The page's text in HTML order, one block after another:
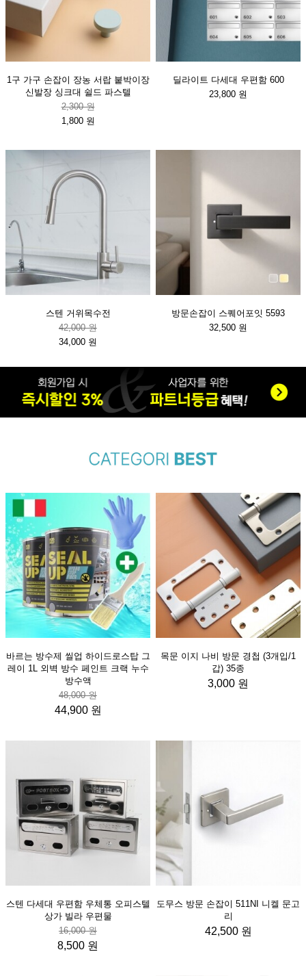
1구 가구 손잡이 장농 서랍 붙박이장
신발장 싱크대 쉴드 파스텔
2,300 원
1,800 원
딜라이트 다세대 우편함 600
23,800 원
스텐 거위목수전
42,000 원
34,000 원
방문손잡이 스퀘어포잇 5593
32,500 원
바르는 방수제 씰업 하이드로스탑 그
레이 1L 외벽 방수 페인트 크랙 누수
방수액
48,000 원
44,900 원
목문 이지 나비 방문 경첩 (3개입/1
갑) 35종
3,000 원
스텐 다세대 우편함 우체통 오피스텔
상가 빌라 우편물
16,000 원
8,500 원
도무스 방문 손잡이 511NI 니켈 문고
리
42,500 원